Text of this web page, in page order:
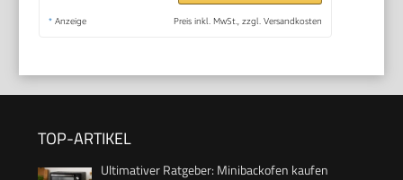
* Anzeige Preis inkl. MwSt., zzgl. Versandkosten
TOP-ARTIKEL
Ultimativer Ratgeber: Minibackofen kaufen